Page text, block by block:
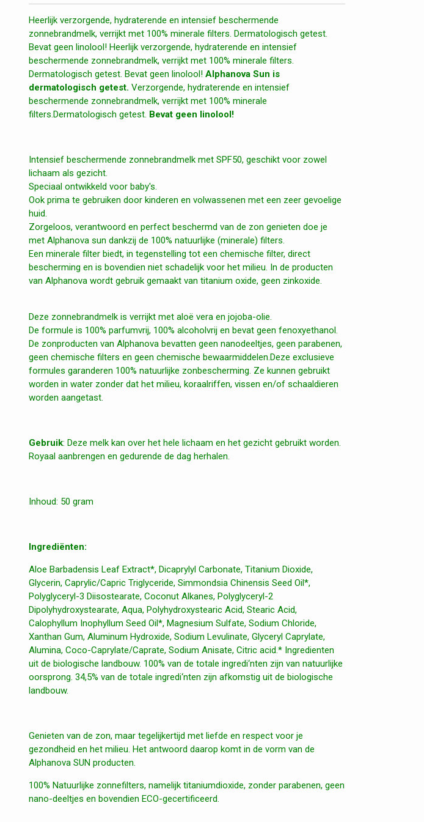
Heerlijk verzorgende, hydraterende en intensief beschermende
zonnebrandmelk, verrijkt met 100% minerale filters. Dermatologisch getest.
Bevat geen linolool! Heerlijk verzorgende, hydraterende en intensief
beschermende zonnebrandmelk, verrijkt met 100% minerale filters.
Dermatologisch getest. Bevat geen linolool! Alphanova Sun is
dermatologisch getest. Verzorgende, hydraterende en intensief
beschermende zonnebrandmelk, verrijkt met 100% minerale
filters.Dermatologisch getest. Bevat geen linolool!
Intensief beschermende zonnebrandmelk met SPF50, geschikt voor zowel
lichaam als gezicht.
Speciaal ontwikkeld voor baby's.
Ook prima te gebruiken door kinderen en volwassenen met een zeer gevoelige
huid.
Zorgeloos, verantwoord en perfect beschermd van de zon genieten doe je
met Alphanova sun dankzij de 100% natuurlijke (minerale) filters.
Een minerale filter biedt, in tegenstelling tot een chemische filter, direct
bescherming en is bovendien niet schadelijk voor het milieu. In de producten
van Alphanova wordt gebruik gemaakt van titanium oxide, geen zinkoxide.
Deze zonnebrandmelk is verrijkt met aloë vera en jojoba-olie.
De formule is 100% parfumvrij, 100% alcoholvrij en bevat geen fenoxyethanol.
De zonproducten van Alphanova bevatten geen nanodeeltjes, geen parabenen,
geen chemische filters en geen chemische bewaarmiddelen.Deze exclusieve
formules garanderen 100% natuurlijke zonbescherming. Ze kunnen gebruikt
worden in water zonder dat het milieu, koraalriffen, vissen en/of schaaldieren
worden aangetast.
Gebruik: Deze melk kan over het hele lichaam en het gezicht gebruikt worden.
Royaal aanbrengen en gedurende de dag herhalen.
Inhoud: 50 gram
Ingrediënten:
Aloe Barbadensis Leaf Extract*, Dicaprylyl Carbonate, Titanium Dioxide,
Glycerin, Caprylic/Capric Triglyceride, Simmondsia Chinensis Seed Oil*,
Polyglyceryl-3 Diisostearate, Coconut Alkanes, Polyglyceryl-2
Dipolyhydroxystearate, Aqua, Polyhydroxystearic Acid, Stearic Acid,
Calophyllum Inophyllum Seed Oil*, Magnesium Sulfate, Sodium Chloride,
Xanthan Gum, Aluminum Hydroxide, Sodium Levulinate, Glyceryl Caprylate,
Alumina, Coco-Caprylate/Caprate, Sodium Anisate, Citric acid.* Ingredienten
uit de biologische landbouw. 100% van de totale ingredi‘nten zijn van natuurlijke
oorsprong. 34,5% van de totale ingredi‘nten zijn afkomstig uit de biologische
landbouw.
Genieten van de zon, maar tegelijkertijd met liefde en respect voor je
gezondheid en het milieu. Het antwoord daarop komt in de vorm van de
Alphanova SUN producten.
100% Natuurlijke zonnefilters, namelijk titaniumdioxide, zonder parabenen, geen
nano-deeltjes en bovendien ECO-gecertificeerd.